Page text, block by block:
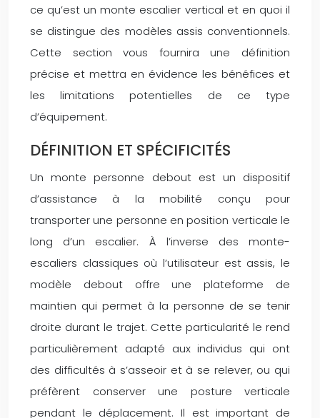
ce qu’est un monte escalier vertical et en quoi il
se distingue des modèles assis conventionnels.
Cette section vous fournira une définition
précise et mettra en évidence les bénéfices et
les limitations potentielles de ce type
d’équipement.
DÉFINITION ET SPÉCIFICITÉS
Un monte personne debout est un dispositif
d’assistance à la mobilité conçu pour
transporter une personne en position verticale le
long d’un escalier. À l’inverse des monte-
escaliers classiques où l’utilisateur est assis, le
modèle debout offre une plateforme de
maintien qui permet à la personne de se tenir
droite durant le trajet. Cette particularité le rend
particulièrement adapté aux individus qui ont
des difficultés à s’asseoir et à se relever, ou qui
préfèrent conserver une posture verticale
pendant le déplacement. Il est important de